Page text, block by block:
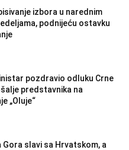
izbora u narednim
podnijeću ostavku
pozdravio odluku Crne
predstavnika na
„Oluje“
Gora slavi sa Hrvatskom, a